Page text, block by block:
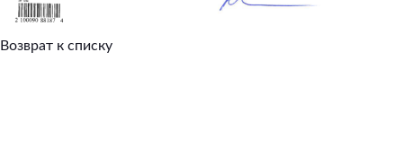
Возврат к списку